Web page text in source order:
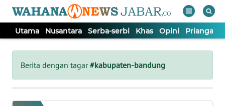
Utama Nusantara Serba-serbi Khas Opini Priangan
Berita dengan tagar#kabupaten-bandung
Tutup
UTAMA